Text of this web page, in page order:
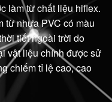
làm từ chất liệu hiflex.
từ nhựa PVC có màu
tiết ngoài trời do
vật liệu chính được sử
chiếm tỉ lệ cao, cao